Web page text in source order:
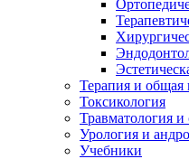
Терапия и общая
Токсикология
Травматология и
Урология и
Учебники